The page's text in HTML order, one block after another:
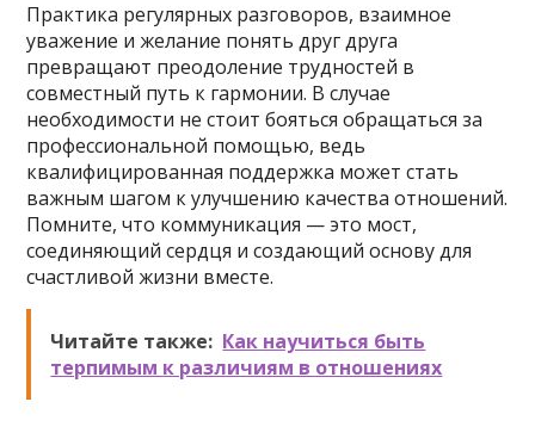
Практика регулярных разговоров, взаимное
уважение и желание понять друг друга
превращают преодоление трудностей в
совместный путь к гармонии. В случае
необходимости не стоит бояться обращаться за
профессиональной помощью, ведь
квалифицированная поддержка может стать
важным шагом к улучшению качества отношений.
Помните, что коммуникация — это мост,
соединяющий сердця и создающий основу для
счастливой жизни вместе.
Читайте также: Как научиться быть
терпимым к различиям в отношениях